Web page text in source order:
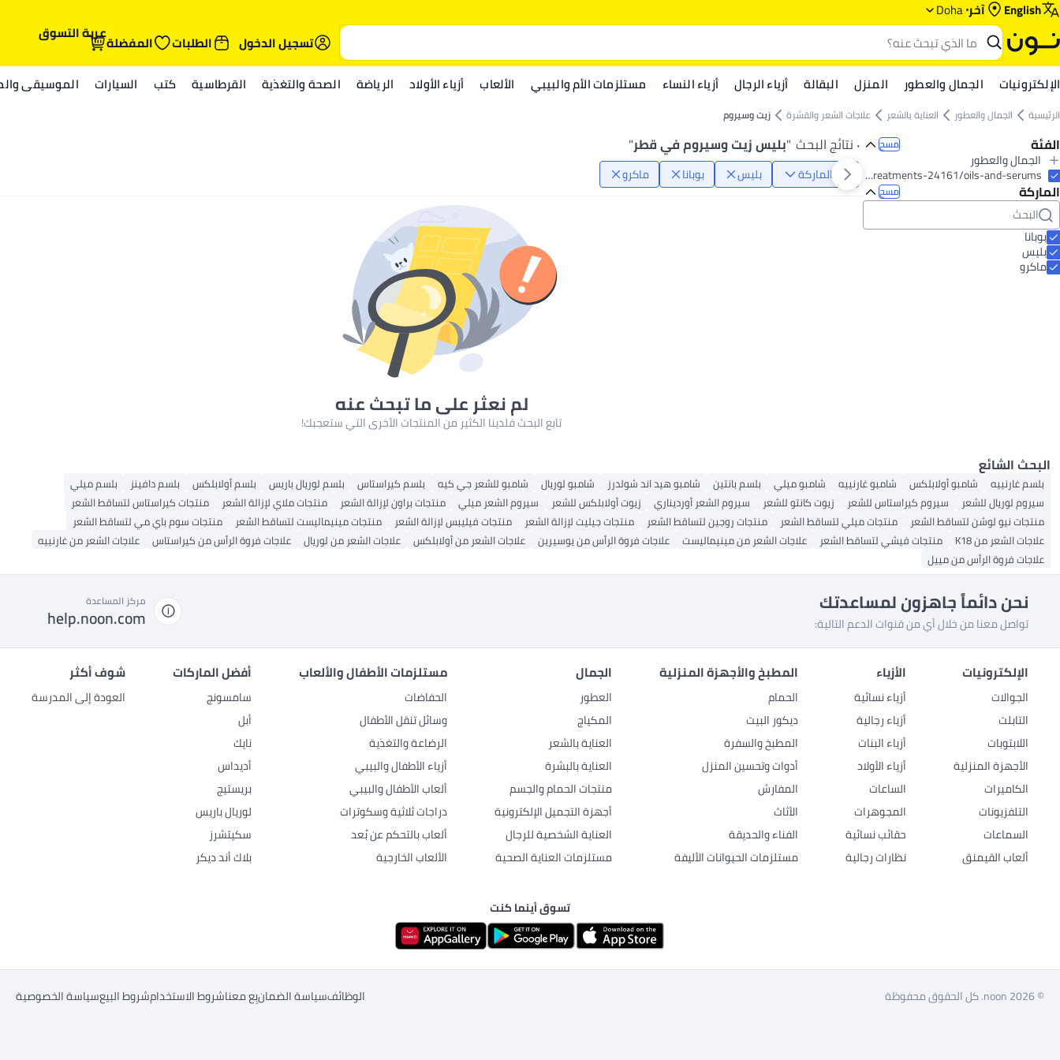
English آخر Doha
تسجيل الدخول
الطلبات المفضلةعربة التسوق
الإلكترونيات الجمال والعطور المنزل البقالة أزياء الرجال أزياء النساء مستلزمات الأم والبيبي الألعاب أزياء الأولاد الرياضة الصحة والتغذية القرطاسية كتب السيارات الموسيقى
الرئيسية الجمال والعطور العناية بالشعر علاجات الشعر والقشرة زيت وسيروم
الفئة مسح
الجمال والعطور
الكل الجمال والعطور
عناية بالبشرة
الكل عناية بالبشرة
مرطب
الكل مرطب
كريم ليلي
beauty/hair-care/hair-and-scalp-treatments-24161/oils-and-serums
الماركة مسح
بوبانا
بليس
ماكرو
٠ نتائج البحث "بليس زيت وسيروم في قطر"
الماركة بليس بوبانا ماكرو
لم نعثر على ما تبحث عنه
تابع البحث فلدينا الكثير من المنتجات الأخرى التي ستعجبك!
البحث الشائع
بلسم غارنييه شامبو أولابلكس شامبو غارنييه شامبو ميلي بلسم بانتين شامبو هيد اند شولدرز شامبو لوريال شامبو للشعر جي كيه بلسم كيراستاس بلسم لوريال باريس بلسم أولابلكس بلسم دافينز
بلسم ميلي
سيروم لوريال للشعر
سيروم كيراستاس للشعر زيوت كانتو للشعر سيروم الشعر أورديناري زيوت أولابلكس للشعر سيروم الشعر ميلي منتجات براون لإزالة الشعر منتجات ملاي لإزالة الشعر
منتجات كيراستاس لتساقط الشعر
منتجات نيو لوشن لتساقط الشعر
منتجات ميلي لتساقط الشعر منتجات روجين لتساقط الشعر منتجات جيليت لإزالة الشعر منتجات فيليبس لإزالة الشعر منتجات مينيماليست لتساقط الشعر
منتجات سوم باي مي لتساقط الشعر
علاجات الشعر من K18
منتجات فيشي لتساقط الشعر علاجات الشعر من مينيماليست علاجات فروة الرأس من يوسيرين علاجات الشعر من أولابلكس علاجات الشعر من لوريال علاجات فروة الرأس من كيراستاس
علاجات الشعر من غارنييه
علاجات فروة الرأس من مييل
نحن دائماً جاهزون لمساعدتك
تواصل معنا من خلال أي من قنوات الدعم التالية:
مركز المساعدة
help.noon.com
الإلكترونيات
الجوالات
التابلت
اللابتوبات
الأجهزة المنزلية
الكاميرات
التلفزيونات
السماعات
ألعاب القيمنق
الأزياء
أزياء نسائية
أزياء رجالية
أزياء البنات
أزياء الأولاد
الساعات
المجوهرات
حقائب نسائية
نظارات رجالية
المطبخ والأجهزة المنزلية
الحمام
ديكور البيت
المطبخ والسفرة
أدوات وتحسين المنزل
المفارش
الأثاث
الفناء والحديقة
مستلزمات الحيوانات الأليفة
الجمال
العطور
المكياج
العناية بالشعر
العناية بالبشرة
منتجات الحمام والجسم
أجهزة التجميل الإلكترونية
العناية الشخصية للرجال
مستلزمات العناية الصحية
مستلزمات الأطفال والألعاب
الحفاضات
وسائل تنقل الأطفال
الرضاعة والتغذية
أزياء الأطفال والبيبي
ألعاب الأطفال والبيبي
دراجات ثلاثية وسكوترات
ألعاب بالتحكم عن بُعد
الألعاب الخارجية
أفضل الماركات
سامسونج
أبل
نايك
أديداس
بريستيج
لوريال باريس
سكيتشرز
بلاك أند ديكر
شوف أكثر
العودة إلى المدرسة
تسوق أينما كنت
© 2026 noon. كل الحقوق محفوظة الوظائفسياسة الضمانبِع معناشروط الاستخدامشروط البيعسياسة الخصوصية